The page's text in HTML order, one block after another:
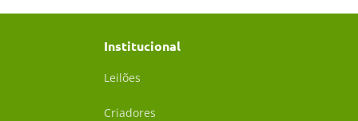
Institucional
Leilões
Criadores